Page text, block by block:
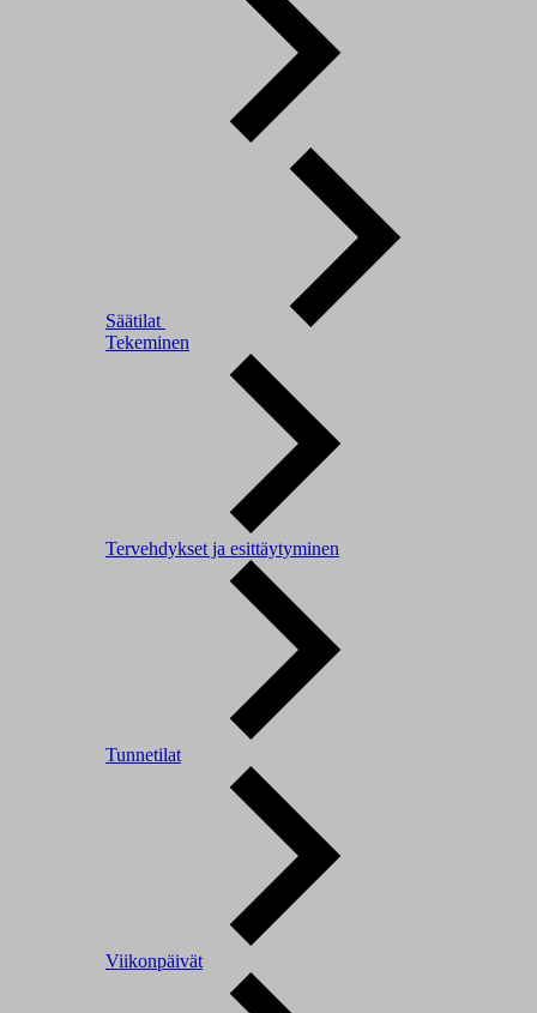
Säätilat
Tekeminen
Tervehdykset ja esittäytyminen
Tunnetilat
Viikonpäivät